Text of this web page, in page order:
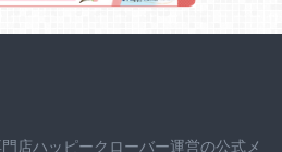
店ハッピークローバー運営の公式メ